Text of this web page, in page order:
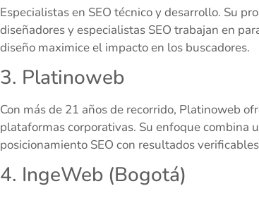
Especialistas en SEO técnico y desarrollo. Su
diseñadores y especialistas SEO trabajan en
diseño maximice el impacto en los buscadores.
3. Platinoweb
Con más de 21 años de recorrido, Platinoweb
plataformas corporativas. Su enfoque combina
posicionamiento SEO con resultados
4. IngeWeb (Bogotá)